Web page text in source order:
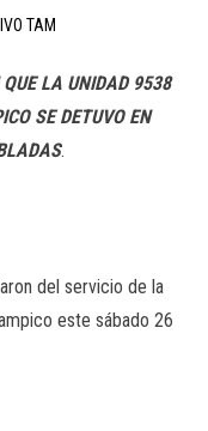
TAM
LA UNIDAD 9538
SE DETUVO EN
.
del servicio de la
este sábado 26